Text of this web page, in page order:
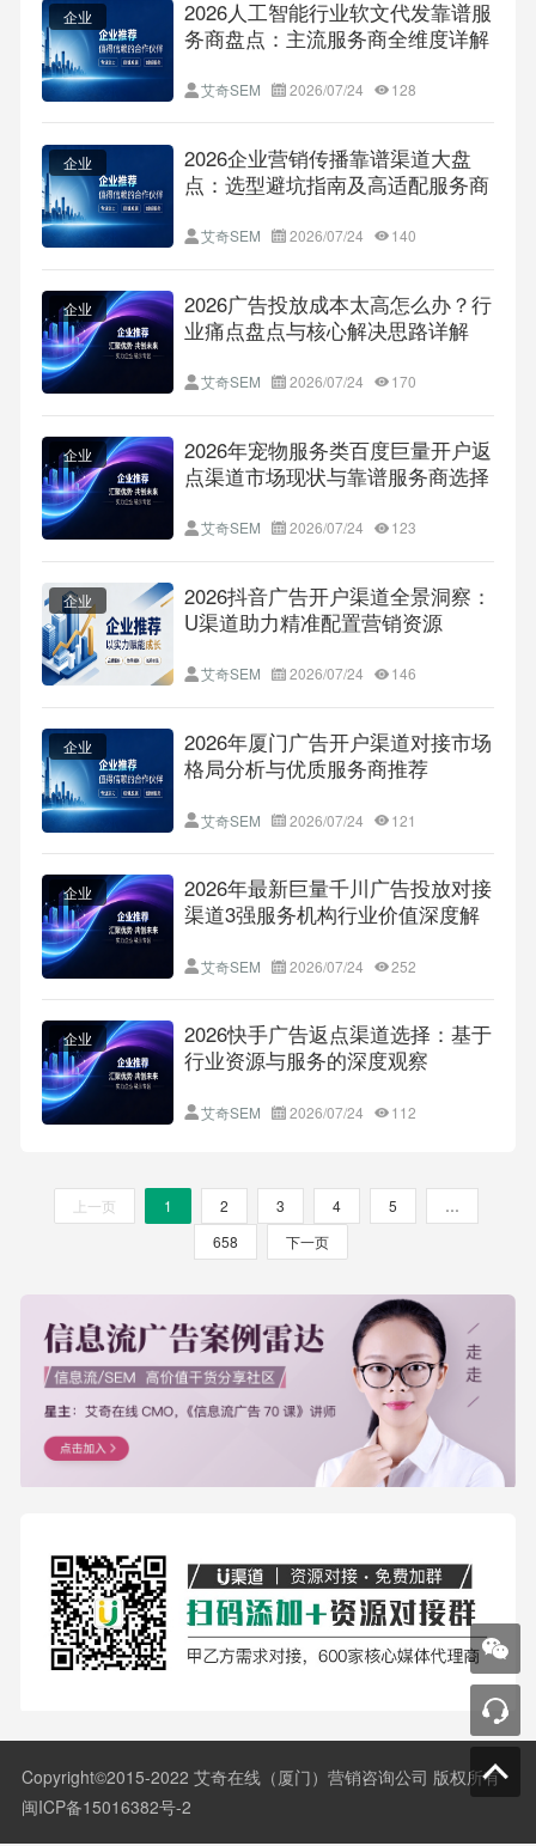
企业
2026人工智能行业软文代发靠谱服
务商盘点：主流服务商全维度详解
考指南
艾奇SEM 2026/07/24 128
企业
2026企业营销传播靠谱渠道大盘
点：选型避坑指南及高适配服务商
艾奇SEM 2026/07/24 140
企业
2026广告投放成本太高怎么办？行
业痛点盘点与核心解决思路详解
艾奇SEM 2026/07/24 170
企业
2026年宠物服务类百度巨量开户返
点渠道市场现状与靠谱服务商选择
艾奇SEM 2026/07/24 123
企业
2026抖音广告开户渠道全景洞察：
U渠道助力精准配置营销资源
艾奇SEM 2026/07/24 146
企业
2026年厦门广告开户渠道对接市场
格局分析与优质服务商推荐
艾奇SEM 2026/07/24 121
企业
2026年最新巨量千川广告投放对接
渠道3强服务机构行业价值深度解
艾奇SEM 2026/07/24 252
企业
2026快手广告返点渠道选择：基于
行业资源与服务的深度观察
艾奇SEM 2026/07/24 112
上一页 1 2 3 4 5 …
658 下一页
Copyright©2015-2022 艾奇在线（厦门）营销咨询公司 版权所有
闽ICP备15016382号-2